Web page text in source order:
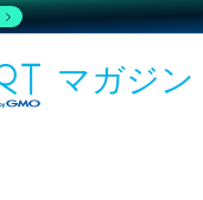
マガジン